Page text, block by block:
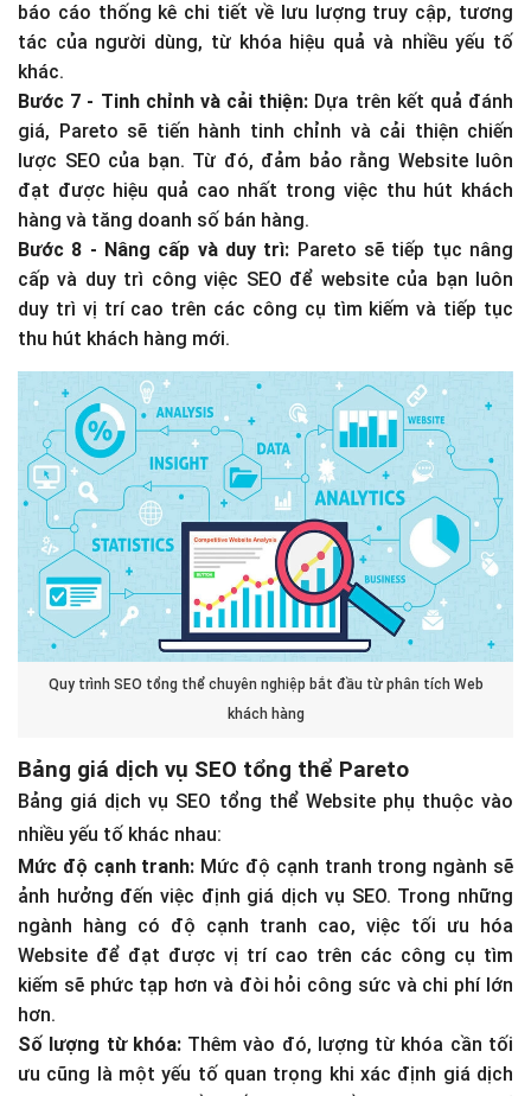
báo cáo thống kê chi tiết về lưu lượng truy cập, tương
tác của người dùng, từ khóa hiệu quả và nhiều yếu tố
khác.
Bước 7 - Tinh chỉnh và cải thiện: Dựa trên kết quả đánh
giá, Pareto sẽ tiến hành tinh chỉnh và cải thiện chiến
lược SEO của bạn. Từ đó, đảm bảo rằng Website luôn
đạt được hiệu quả cao nhất trong việc thu hút khách
hàng và tăng doanh số bán hàng.
Bước 8 - Nâng cấp và duy trì: Pareto sẽ tiếp tục nâng
cấp và duy trì công việc SEO để website của bạn luôn
duy trì vị trí cao trên các công cụ tìm kiếm và tiếp tục
thu hút khách hàng mới.
Quy trình SEO tổng thể chuyên nghiệp bắt đầu từ phân tích Web
khách hàng
Bảng giá dịch vụ SEO tổng thể Pareto
Bảng giá dịch vụ SEO tổng thể Website phụ thuộc vào
nhiều yếu tố khác nhau:
Mức độ cạnh tranh: Mức độ cạnh tranh trong ngành sẽ
ảnh hưởng đến việc định giá dịch vụ SEO. Trong những
ngành hàng có độ cạnh tranh cao, việc tối ưu hóa
Website để đạt được vị trí cao trên các công cụ tìm
kiếm sẽ phức tạp hơn và đòi hỏi công sức và chi phí lớn
hơn.
Số lượng từ khóa: Thêm vào đó, lượng từ khóa cần tối
ưu cũng là một yếu tố quan trọng khi xác định giá dịch